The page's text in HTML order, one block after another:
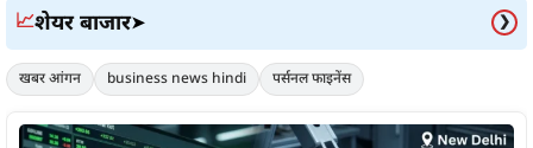
📈शेयर बाजार➤ ❯
खबर आंगन business news hindi पर्सनल फाइनेंस